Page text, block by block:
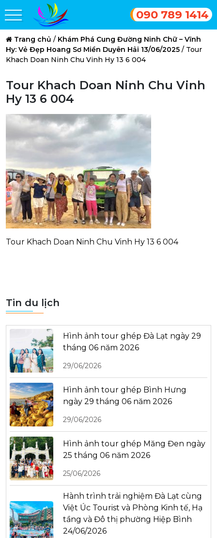
090 789 1414
Trang chủ / Khám Phá Cung Đường Ninh Chữ – Vĩnh
Hy: Vẻ Đẹp Hoang Sơ Miền Duyên Hải 13/06/2025 / Tour
Khach Doan Ninh Chu Vinh Hy 13 6 004
Tour Khach Doan Ninh Chu Vinh
Hy 13 6 004
Tour Khach Doan Ninh Chu Vinh Hy 13 6 004
Tin du lịch
Hình ảnh tour ghép Đà Lạt ngày 29
tháng 06 năm 2026
29/06/2026
Hình ảnh tour ghép Bình Hưng
ngày 29 tháng 06 năm 2026
29/06/2026
Hình ảnh tour ghép Măng Đen ngày
25 tháng 06 năm 2026
25/06/2026
Hành trình trải nghiệm Đà Lạt cùng
Việt Úc Tourist và Phòng Kinh tế, Hạ
tầng và Đô thị phường Hiệp Bình
24/06/2026